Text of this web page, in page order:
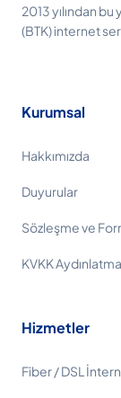
2013 yılından
(BTK) internet
Kurumsal
Hakkımızda
Duyurular
Sözleşme ve
KVKK
Hizmetler
Fiber / DSL